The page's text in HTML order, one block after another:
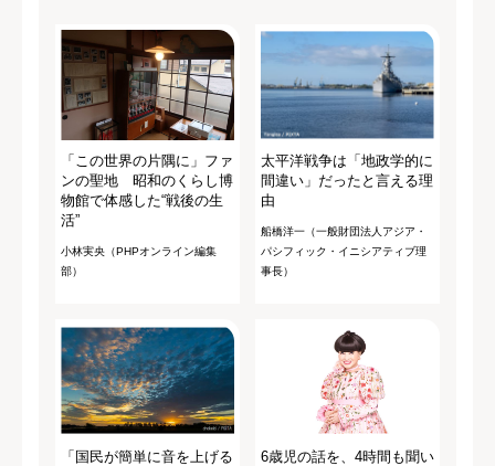
「この世界の片隅に」ファ
ンの聖地 昭和のくらし博
物館で体感した“戦後の生
活”
小林実央（PHPオンライン編集
部）
太平洋戦争は「地政学的に
間違い」だったと言える理
由
船橋洋一（一般財団法人アジア・
パシフィック・イニシアティブ理
事長）
「国民が簡単に音を上げる
6歳児の話を、4時間も聞い